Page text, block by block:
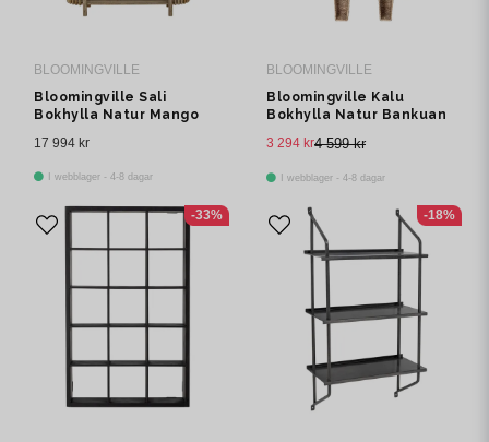
BLOOMINGVILLE
Bloomingville Sali
Bokhylla Natur Mango
17 994 kr
I webblager - 4-8 dagar
BLOOMINGVILLE
Bloomingville Kalu
Bokhylla Natur Bankuan
4 599 kr
3 294 kr
I webblager - 4-8 dagar
-33% -18%